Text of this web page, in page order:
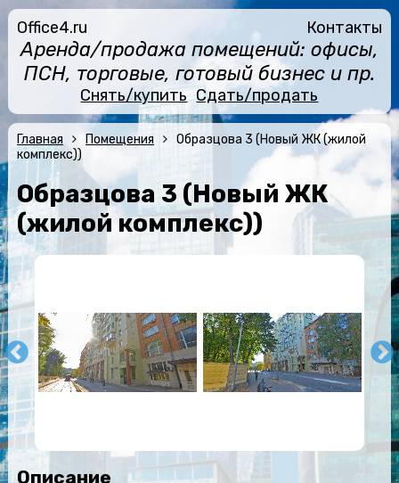
Office4.ru Контакты
Аренда/продажа помещений: офисы,
ПСН, торговые, готовый бизнес и пр.
Снять/купить Сдать/продать
Главная Помещения
Образцова 3 (Новый ЖК (жилой
комплекс))
Образцова 3 (Новый ЖК
(жилой комплекс))
Описание